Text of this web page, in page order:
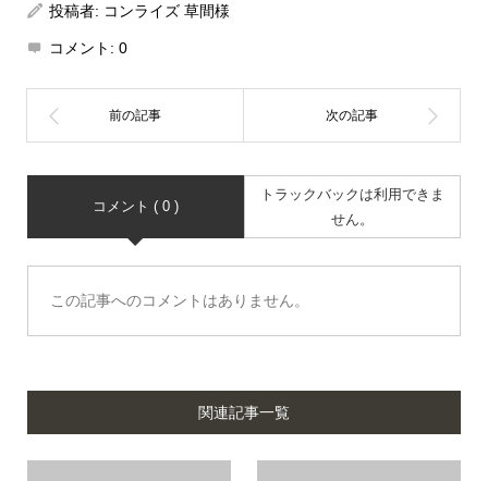
投稿者: コンライズ 草間様
コメント: 0
コメント ( 0 )
トラックバックは利用できま
せん。
この記事へのコメントはありません。
関連記事一覧